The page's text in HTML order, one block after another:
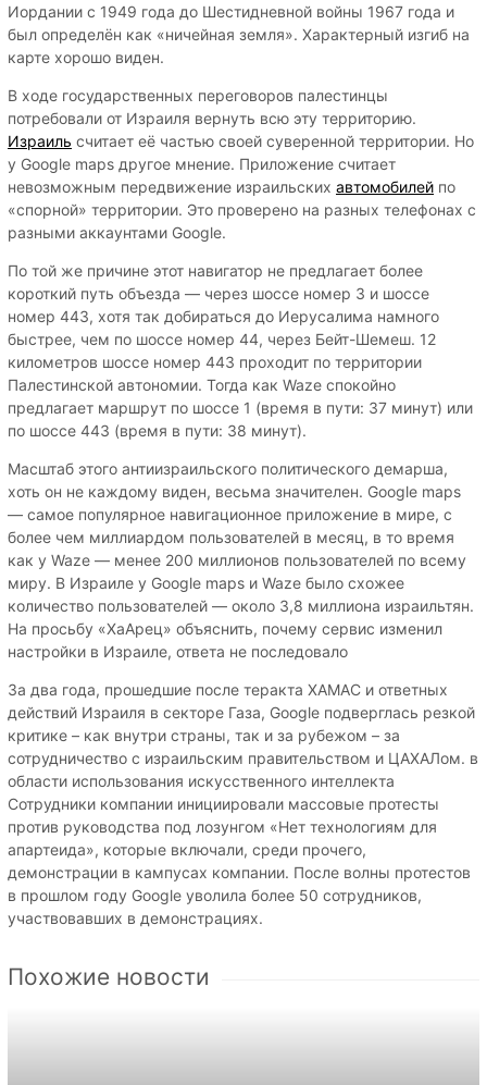
Иордании с 1949 года до Шестидневной войны 1967 года и
был определён как «ничейная земля». Характерный изгиб на
карте хорошо виден.
В ходе государственных переговоров палестинцы
потребовали от Израиля вернуть всю эту территорию.
Израиль считает её частью своей суверенной территории. Но
у Google maps другое мнение. Приложение считает
невозможным передвижение израильских автомобилей по
«спорной» территории. Это проверено на разных телефонах с
разными аккаунтами Google.
По той же причине этот навигатор не предлагает более
короткий путь объезда — через шоссе номер 3 и шоссе
номер 443, хотя так добираться до Иерусалима намного
быстрее, чем по шоссе номер 44, через Бейт-Шемеш. 12
километров шоссе номер 443 проходит по территории
Палестинской автономии. Тогда как Waze спокойно
предлагает маршрут по шоссе 1 (время в пути: 37 минут) или
по шоссе 443 (время в пути: 38 минут).
Масштаб этого антиизраильского политического демарша,
хоть он не каждому виден, весьма значителен. Google maps
— самое популярное навигационное приложение в мире, с
более чем миллиардом пользователей в месяц, в то время
как у Waze — менее 200 миллионов пользователей по всему
миру. В Израиле у Google maps и Waze было схожее
количество пользователей — около 3,8 миллиона израильтян.
На просьбу «ХаАрец» объяснить, почему сервис изменил
настройки в Израиле, ответа не последовало
За два года, прошедшие после теракта ХАМАС и ответных
действий Израиля в секторе Газа, Google подверглась резкой
критике – как внутри страны, так и за рубежом – за
сотрудничество с израильским правительством и ЦАХАЛом. в
области использования искусственного интеллекта
Сотрудники компании инициировали массовые протесты
против руководства под лозунгом «Нет технологиям для
апартеида», которые включали, среди прочего,
демонстрации в кампусах компании. После волны протестов
в прошлом году Google уволила более 50 сотрудников,
участвовавших в демонстрациях.
Похожие новости